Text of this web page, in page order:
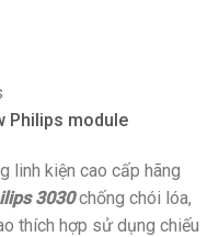
Philips module
linh kiện cao cấp hãng
3030chống chói lóa,
thích hợp sử dụng chiếu